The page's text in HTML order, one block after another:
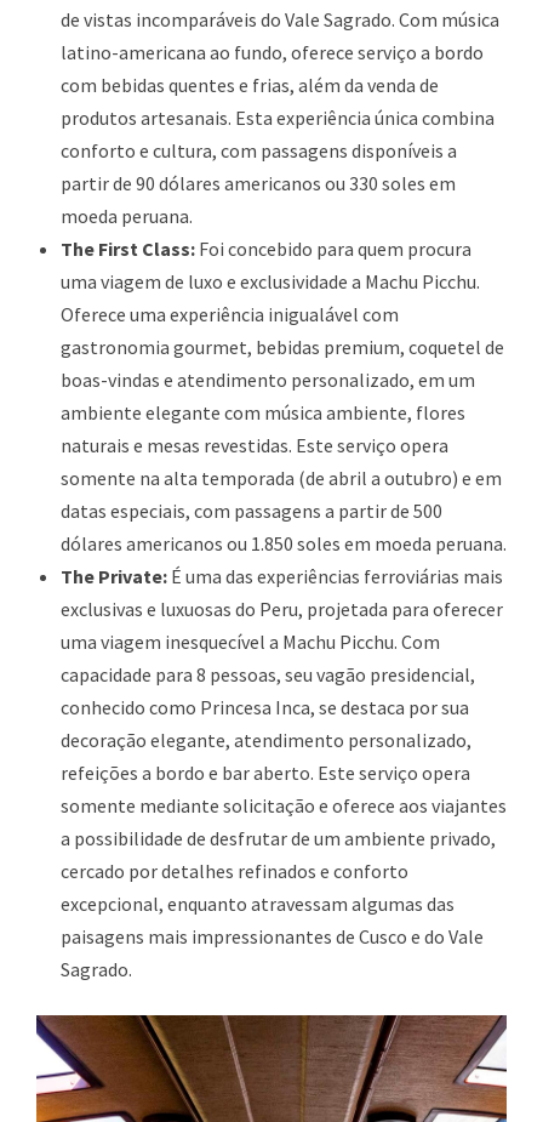
de vistas incomparáveis do Vale Sagrado. Com música
latino-americana ao fundo, oferece serviço a bordo
com bebidas quentes e frias, além da venda de
produtos artesanais. Esta experiência única combina
conforto e cultura, com passagens disponíveis a
partir de 90 dólares americanos ou 330 soles em
moeda peruana.
The First Class: Foi concebido para quem procura
uma viagem de luxo e exclusividade a Machu Picchu.
Oferece uma experiência inigualável com
gastronomia gourmet, bebidas premium, coquetel de
boas-vindas e atendimento personalizado, em um
ambiente elegante com música ambiente, flores
naturais e mesas revestidas. Este serviço opera
somente na alta temporada (de abril a outubro) e em
datas especiais, com passagens a partir de 500
dólares americanos ou 1.850 soles em moeda peruana.
The Private: É uma das experiências ferroviárias mais
exclusivas e luxuosas do Peru, projetada para oferecer
uma viagem inesquecível a Machu Picchu. Com
capacidade para 8 pessoas, seu vagão presidencial,
conhecido como Princesa Inca, se destaca por sua
decoração elegante, atendimento personalizado,
refeições a bordo e bar aberto. Este serviço opera
somente mediante solicitação e oferece aos viajantes
a possibilidade de desfrutar de um ambiente privado,
cercado por detalhes refinados e conforto
excepcional, enquanto atravessam algumas das
paisagens mais impressionantes de Cusco e do Vale
Sagrado.